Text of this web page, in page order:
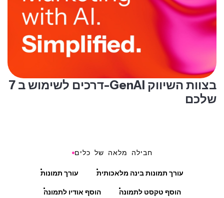
7 דרכים לשימוש ב-GenAI בצוות השיווק
שלכם
חבילה מלאה של כלים
עורך תמונות עורך תמונות בינה מלאכותית
הוסף אודיו לתמונה הוסף טקסט לתמונה